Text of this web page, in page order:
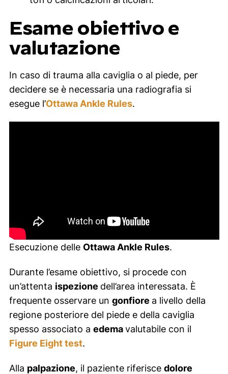
Esame obiettivo e
valutazione
In caso di trauma alla caviglia o al piede, per
decidere se è necessaria una radiografia si
esegue l’Ottawa Ankle Rules.
Esecuzione delle Ottawa Ankle Rules.
Durante l’esame obiettivo, si procede con
un’attenta ispezione dell’area interessata. È
frequente osservare un gonfiore a livello della
regione posteriore del piede e della caviglia
spesso associato a edemavalutabile con il
Figure Eight test.
Alla palpazione, il paziente riferisce dolore